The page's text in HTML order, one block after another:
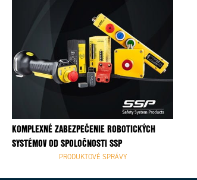
KOMPLEXNÉ ZABEZPEČENIE ROBOTICKÝCH
SYSTÉMOV OD SPOLOČNOSTI SSP
PRODUKTOVÉ SPRÁVY